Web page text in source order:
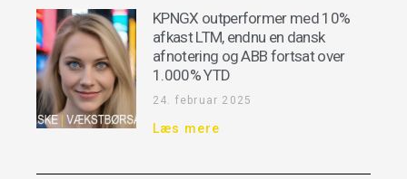
KPNGX outperformer med 10%
afkast LTM, endnu en dansk
afnotering og ABB fortsat over
1.000% YTD
24. februar 2025
Læs mere